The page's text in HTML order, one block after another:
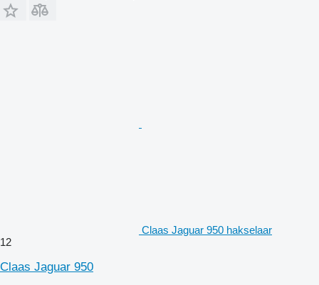
Claas Jaguar 950 hakselaar
12
Claas Jaguar 950